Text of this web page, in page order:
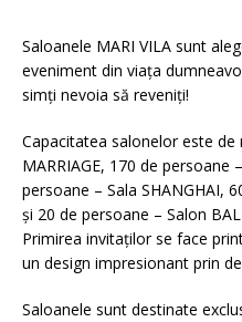
Saloanele MARI VILA sunt
eveniment din viaţa
simţi nevoia să reveniţi!
Capacitatea salonelor este
MARRIAGE, 170 de persoane
persoane – Sala SHANGHAI,
şi 20 de persoane – Salon
Primirea invitaţilor se face
un design impresionant prin
Saloanele sunt destinate